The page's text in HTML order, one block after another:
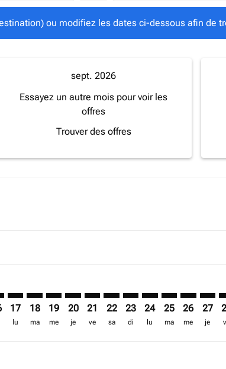
ou modifiez les dates ci-dessous afin de
sept. 2026
Essayez un autre mois pour voir les
offres
Trouver des offres
17
lu
18
ma
BJM–LUN: cmp-view-offers-disclaimer.
19
me
BJM–LUN: cmp-view-offers-
20
je
BJM–LUN: cmp-view-offers-
21
ve
BJM–LUN: cmp-view-
22
sa
BJM–LUN: cmp-view-
23
di
BJM–LUN: cmp-
24
lu
BJM–LUN:
25
ma
26
me
27
je